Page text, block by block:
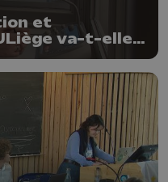
et
va-t-elle